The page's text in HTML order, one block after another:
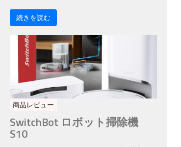
続きを読む
商品レビュー
SwitchBot ロボット掃除機
S10